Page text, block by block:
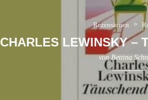
Rezensionen
CHARLES LEWINSKY –
von Bettina